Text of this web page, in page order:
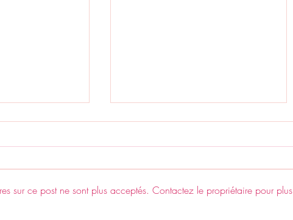
sur ce post ne sont plus acceptés. Contactez le propriétaire pour plus